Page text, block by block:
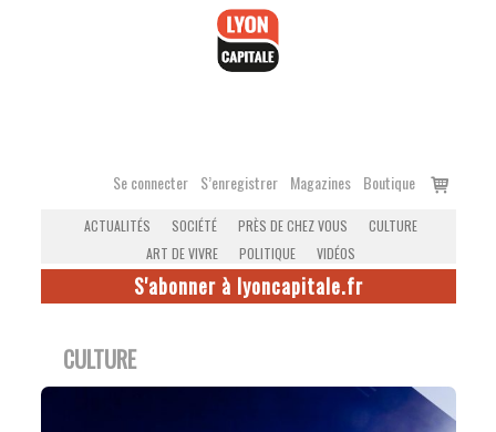
Se connecter S’enregistrer Magazines Boutique
Voir
ACTUALITÉS SOCIÉTÉ PRÈS DE CHEZ VOUS
CULTURE
ART DE VIVRE
POLITIQUE VIDÉOS
S'abonner à lyoncapitale.fr
CULTURE